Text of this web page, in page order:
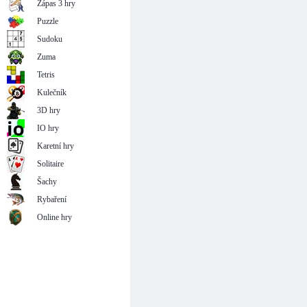
Zápas 3 hry
Puzzle
Sudoku
Zuma
Tetris
Kulečník
3D hry
IO hry
Karetní hry
Solitaire
Šachy
Rybaření
Online hry